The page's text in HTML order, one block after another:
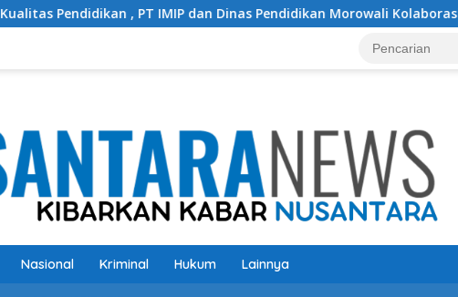
, PT IMIP dan Dinas Pendidikan Morowali Kolaborasi
Nasional Kriminal Hukum Lainnya